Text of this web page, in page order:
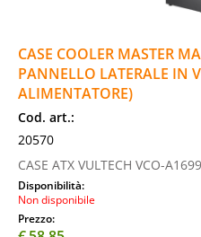
CASE COOLER MASTER
PANNELLO LATERALE IN
ALIMENTATORE)
Cod. art.:
20570
CASE ATX VULTECH VCO-
Disponibilità:
Non disponibile
Prezzo: